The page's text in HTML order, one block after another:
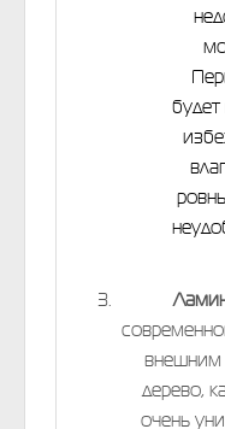
внешним
дерево,
очень